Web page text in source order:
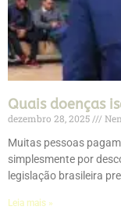
Quais doenças
dezembro 28, 2025
Muitas pessoas
simplesmente por
legislação brasileira
Leia mais »